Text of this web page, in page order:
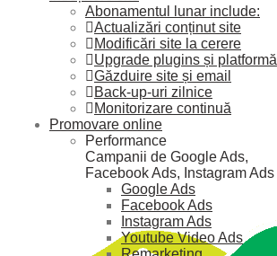
Abonamentul lunar include:
Actualizări conținut site
Modificări site la cerere
Upgrade plugins și platformă
Găzduire site și email
Back-up-uri zilnice
Monitorizare continuă
Promovare online
Performance
Campanii de Google Ads,
Facebook Ads, Instagram Ads
Google Ads
Facebook Ads
Instagram Ads
Youtube Video Ads